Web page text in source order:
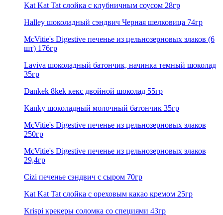
Kat Kat Tat слойка с клубничным соусом 28гр
Halley шоколадный сэндвич Черная шелковица 74гр
McVitie's Digestive печенье из цельнозерновых злаков (6
шт) 176гр
Laviva шоколадный батончик, начинка темный шоколад
35гр
Dankek 8kek кекс двойной шоколад 55гр
Kanky шоколадный молочный батончик 35гр
McVitie's Digestive печенье из цельнозерновых злаков
250гр
McVitie's Digestive печенье из цельнозерновых злаков
29,4гр
Cizi печенье сэндвич с сыром 70гр
Kat Kat Tat слойка с ореховым какао кремом 25гр
Krispi крекеры соломка со специями 43гр